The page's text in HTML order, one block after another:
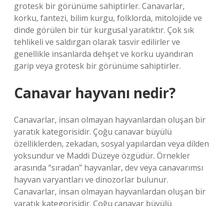
grotesk bir görünüme sahiptirler. Canavarlar,
korku, fantezi, bilim kurgu, folklorda, mitolojide ve
dinde görülen bir tür kurgusal yaratıktır. Çok sık
tehlikeli ve saldırgan olarak tasvir edilirler ve
genellikle insanlarda dehşet ve korku uyandıran
garip veya grotesk bir görünüme sahiptirler.
Canavar hayvanı nedir?
Canavarlar, insan olmayan hayvanlardan oluşan bir
yaratık kategorisidir. Çoğu canavar büyülü
özelliklerden, zekadan, sosyal yapılardan veya dilden
yoksundur ve Maddi Düzeye özgüdür. Örnekler
arasında “sıradan” hayvanlar, dev veya canavarımsı
hayvan varyantları ve dinozorlar bulunur.
Canavarlar, insan olmayan hayvanlardan oluşan bir
yaratık kategorisidir. Çoğu canavar büyülü